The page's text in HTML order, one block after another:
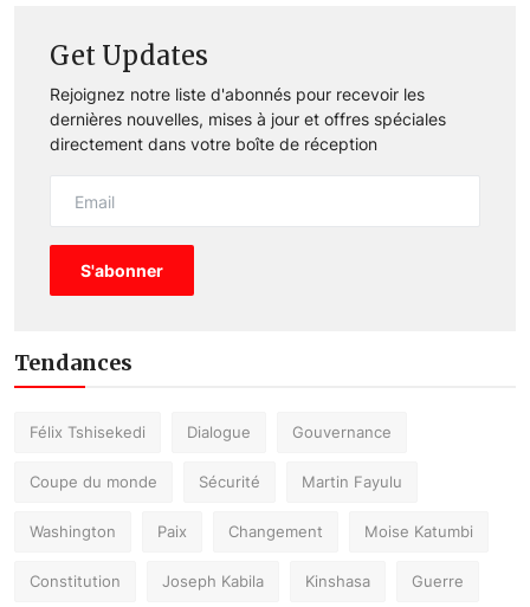
Get Updates
Rejoignez notre liste d'abonnés pour recevoir les
dernières nouvelles, mises à jour et offres spéciales
directement dans votre boîte de réception
S'abonner
Tendances
Félix Tshisekedi Dialogue Gouvernance
Coupe du monde Sécurité Martin Fayulu
Washington Paix Changement Moise Katumbi
Constitution Joseph Kabila Kinshasa Guerre